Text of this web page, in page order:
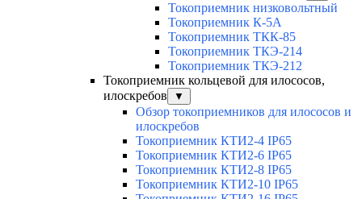
Токоприемник низковольтный
Токоприемник К-5А
Токоприемник ТКК-85
Токоприемник ТКЭ-214
Токоприемник ТКЭ-212
Токоприемник кольцевой для илососов,
илоскребов
▼
Обзор токоприемников для илососов и
илоскребов
Токоприемник КТИ2-4 IP65
Токоприемник КТИ2-6 IP65
Токоприемник КТИ2-8 IP65
Токоприемник КТИ2-10 IP65